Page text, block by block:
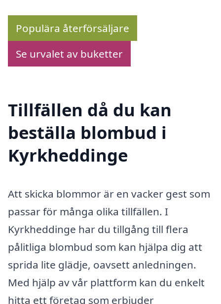
Populära återförsäljare
Se urvalet av buketter
Tillfällen då du kan
beställa blombud i
Kyrkheddinge
Att skicka blommor är en vacker gest som
passar för många olika tillfällen. I
Kyrkheddinge har du tillgång till flera
pålitliga blombud som kan hjälpa dig att
sprida lite glädje, oavsett anledningen.
Med hjälp av vår plattform kan du enkelt
hitta ett företag som erbjuder